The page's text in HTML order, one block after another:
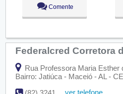
Comente
Federalcred Corretora
Rua Professora Maria Esther
Bairro: Jatiúca - Maceió - AL -